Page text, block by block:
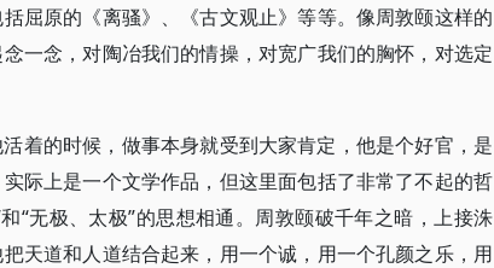
屈原的《离骚》、《古文观止》等等。像周敦颐这样的
一念，对陶冶我们的情操，对宽广我们的胸怀，对选定
着的时候，做事本身就受到大家肯定，他是个好官，是
际上是一个文学作品，但这里面包括了非常了不起的哲
“无极、太极”的思想相通。周敦颐破千年之暗，上接洙
天道和人道结合起来，用一个诚，用一个孔颜之乐，用